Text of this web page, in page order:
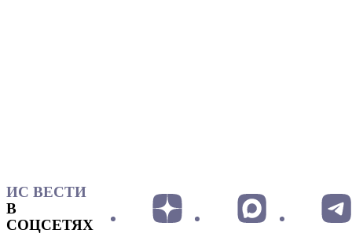
ИС ВЕСТИ
В
СОЦСЕТЯХ